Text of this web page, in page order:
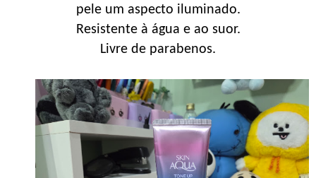
pele um aspecto iluminado.
Resistente à água e ao suor.
Livre de parabenos.